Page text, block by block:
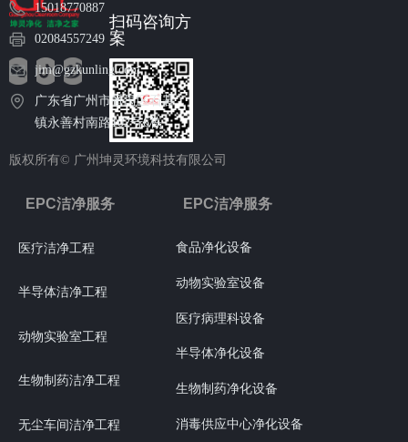
版权所有© 广州坤灵环境科技有限公司
扫码咨询方
案
EPC洁净服务
医疗洁净工程
半导体洁净工程
动物实验室工程
生物制药洁净工程
无尘车间洁净工程
食品净化设备
动物实验室设备
医疗病理科设备
半导体净化设备
生物制药净化设备
消毒供应中心净化设备
EPC洁净服务
15018770887
02084557249
jim@gzkunling.com
广东省广州市番禺区石碁
镇永善村南路102号6栋